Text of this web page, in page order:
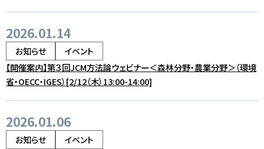
2026.01.14
お知らせ イベント
【開催案内】第３回JCM方法論ウェビナー＜森林分野・農業分野＞（環境
省・OECC・IGES）[2/12（木）13:00-14:00]
2026.01.06
お知らせ イベント